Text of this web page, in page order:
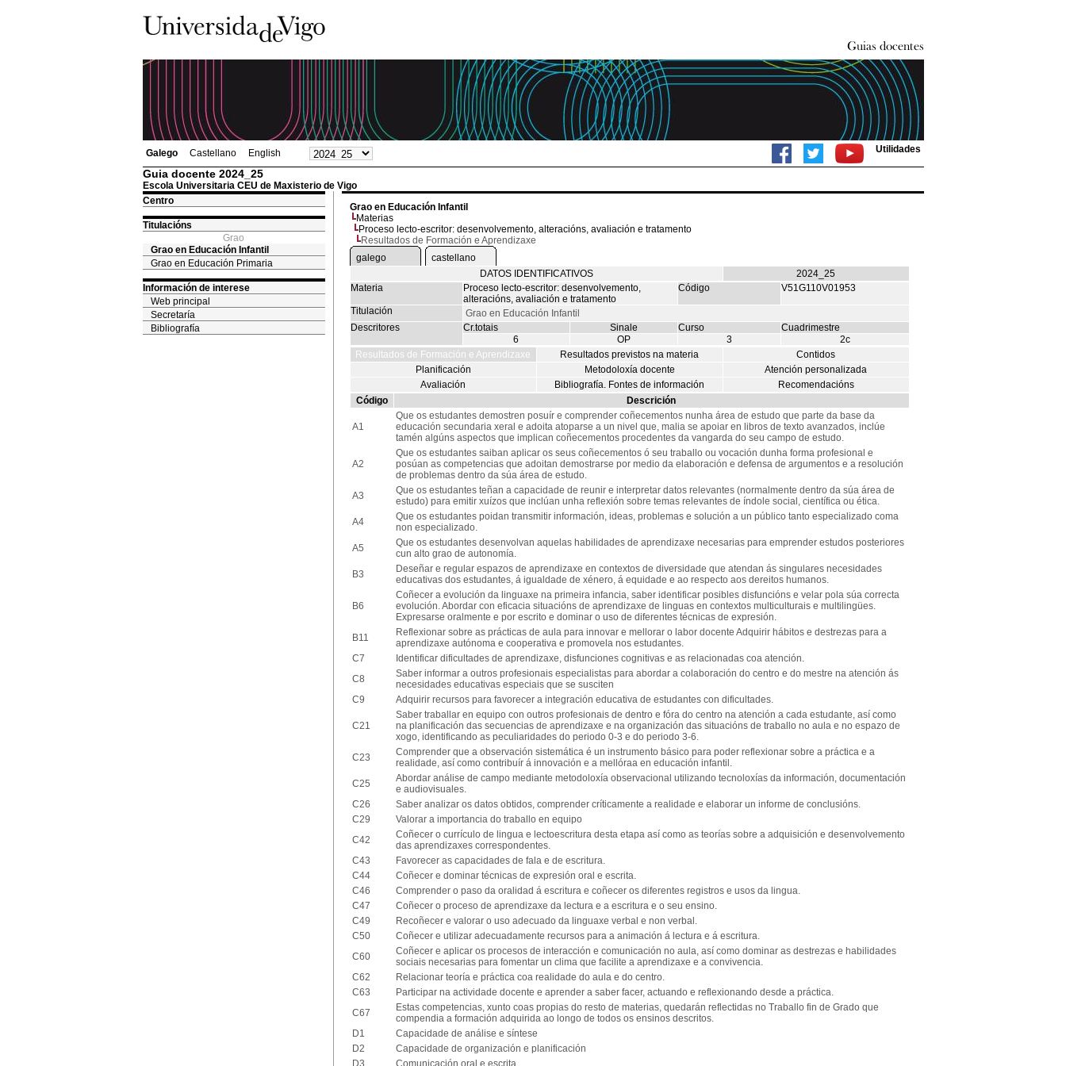
Galego Castellano English Utilidades
Guia docente 2024_25
Escola Universitaria CEU de Maxisterio de Vigo
Centro
Titulacións
Grao
Grao en Educación Infantil
Grao en Educación Primaria
Información de interese
Web principal
Secretaría
Bibliografía
Grao en Educación Infantil
Materias
Proceso lecto-escritor: desenvolvemento, alteracións, avaliación e tratamento
Resultados de Formación e Aprendizaxe
galego
castellano
DATOS IDENTIFICATIVOS
2024_25
Materia
Proceso lecto-escritor: desenvolvemento,
alteracións, avaliación e tratamento
Código V51G110V01953
Titulación
Grao en Educación Infantil
Descritores
Cr.totais Sinale Curso
Cuadrimestre
6
OP 3
2c
Resultados de Formación e Aprendizaxe
Resultados previstos na materia
Contidos
Planificación
Metodoloxía docente
Atención personalizada
Avaliación
Bibliografía. Fontes de información
Recomendacións
Código
Descrición
A1
Que os estudantes demostren posuír e comprender coñecementos nunha área de estudo que parte da base da
educación secundaria xeral e adoita atoparse a un nivel que, malia se apoiar en libros de texto avanzados, inclúe
tamén algúns aspectos que implican coñecementos procedentes da vangarda do seu campo de estudo.
A2
Que os estudantes saiban aplicar os seus coñecementos ó seu traballo ou vocación dunha forma profesional e
posúan as competencias que adoitan demostrarse por medio da elaboración e defensa de argumentos e a resolución
de problemas dentro da súa área de estudo.
A3
Que os estudantes teñan a capacidade de reunir e interpretar datos relevantes (normalmente dentro da súa área de
estudo) para emitir xuízos que inclúan unha reflexión sobre temas relevantes de índole social, científica ou ética.
A4
Que os estudantes poidan transmitir información, ideas, problemas e solución a un público tanto especializado coma
non especializado.
A5
Que os estudantes desenvolvan aquelas habilidades de aprendizaxe necesarias para emprender estudos posteriores
cun alto grao de autonomía.
B3
Deseñar e regular espazos de aprendizaxe en contextos de diversidade que atendan ás singulares necesidades
educativas dos estudantes, á igualdade de xénero, á equidade e ao respecto aos dereitos humanos.
B6
Coñecer a evolución da linguaxe na primeira infancia, saber identificar posibles disfuncións e velar pola súa correcta
evolución. Abordar con eficacia situacións de aprendizaxe de linguas en contextos multiculturais e multilingües.
Expresarse oralmente e por escrito e dominar o uso de diferentes técnicas de expresión.
B11
Reflexionar sobre as prácticas de aula para innovar e mellorar o labor docente Adquirir hábitos e destrezas para a
aprendizaxe autónoma e cooperativa e promovela nos estudantes.
C7
Identificar dificultades de aprendizaxe, disfunciones cognitivas e as relacionadas coa atención.
C8
Saber informar a outros profesionais especialistas para abordar a colaboración do centro e do mestre na atención ás
necesidades educativas especiais que se susciten
C9
Adquirir recursos para favorecer a integración educativa de estudantes con dificultades.
C21
Saber traballar en equipo con outros profesionais de dentro e fóra do centro na atención a cada estudante, así como
na planificación das secuencias de aprendizaxe e na organización das situacións de traballo no aula e no espazo de
xogo, identificando as peculiaridades do periodo 0-3 e do periodo 3-6.
C23
Comprender que a observación sistemática é un instrumento básico para poder reflexionar sobre a práctica e a
realidade, así como contribuír á innovación e a mellóraa en educación infantil.
C25
Abordar análise de campo mediante metodoloxía observacional utilizando tecnoloxías da información, documentación
e audiovisuales.
C26
Saber analizar os datos obtidos, comprender críticamente a realidade e elaborar un informe de conclusións.
C29
Valorar a importancia do traballo en equipo
C42
Coñecer o currículo de lingua e lectoescritura desta etapa así como as teorías sobre a adquisición e desenvolvemento
das aprendizaxes correspondentes.
C43
Favorecer as capacidades de fala e de escritura.
C44
Coñecer e dominar técnicas de expresión oral e escrita.
C46
Comprender o paso da oralidad á escritura e coñecer os diferentes registros e usos da lingua.
C47
Coñecer o proceso de aprendizaxe da lectura e a escritura e o seu ensino.
C49
Recoñecer e valorar o uso adecuado da linguaxe verbal e non verbal.
C50
Coñecer e utilizar adecuadamente recursos para a animación á lectura e á escritura.
C60
Coñecer e aplicar os procesos de interacción e comunicación no aula, así como dominar as destrezas e habilidades
sociais necesarias para fomentar un clima que facilite a aprendizaxe e a convivencia.
C62
Relacionar teoría e práctica coa realidade do aula e do centro.
C63
Participar na actividade docente e aprender a saber facer, actuando e reflexionando desde a práctica.
C67
Estas competencias, xunto coas propias do resto de materias, quedarán reflectidas no Traballo fin de Grado que
compendia a formación adquirida ao longo de todos os ensinos descritos.
D1
Capacidade de análise e síntese
D2
Capacidade de organización e planificación
D3
Comunicación oral e escrita